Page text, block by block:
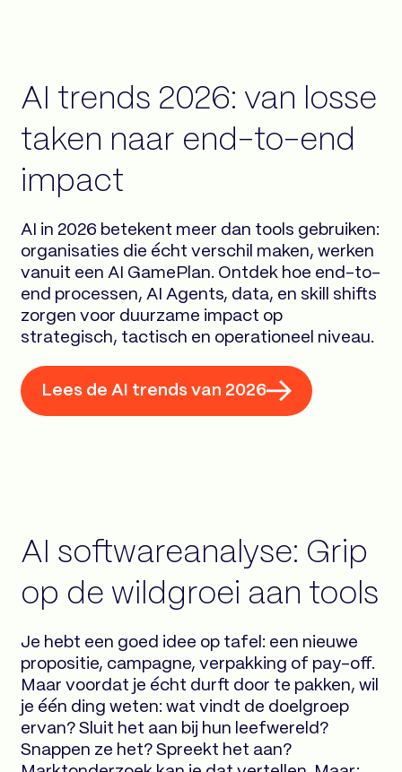
AI trends 2026: van losse
taken naar end-to-end
impact
AI in 2026 betekent meer dan tools gebruiken:
organisaties die écht verschil maken, werken
vanuit een AI GamePlan. Ontdek hoe end-to-
end processen, AI Agents, data, en skill shifts
zorgen voor duurzame impact op
strategisch, tactisch en operationeel niveau.
Lees de AI trends van 2026
AI softwareanalyse: Grip
op de wildgroei aan tools
Je hebt een goed idee op tafel: een nieuwe
propositie, campagne, verpakking of pay-off.
Maar voordat je écht durft door te pakken, wil
je één ding weten: wat vindt de doelgroep
ervan? Sluit het aan bij hun leefwereld?
Snappen ze het? Spreekt het aan?